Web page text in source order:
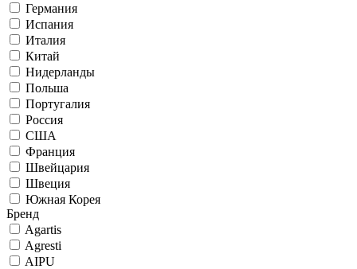
Германия
Испания
Италия
Китай
Нидерланды
Польша
Португалия
Россия
США
Франция
Швейцария
Швеция
Южная Корея
Бренд
Agartis
Agresti
AIPU